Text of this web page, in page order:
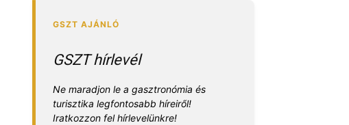
GSZT hírlevél
Ne maradjon le a gasztronómia és
turisztika legfontosabb híreiről!
Iratkozzon fel hírlevelünkre!